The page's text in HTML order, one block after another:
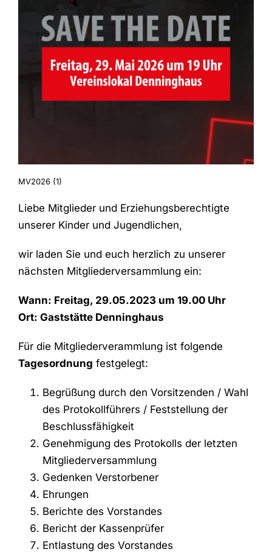
MV2026 (1)
Liebe Mitglieder und Erziehungsberechtigte
unserer Kinder und Jugendlichen,
wir laden Sie und euch herzlich zu unserer
nächsten Mitgliederversammlung ein:
Wann: Freitag, 29.05.2023 um 19.00 Uhr
Ort: Gaststätte Denninghaus
Für die Mitgliederverammlung ist folgende
Tagesordnung festgelegt:
Begrüßung durch den Vorsitzenden / Wahl
des Protokollführers / Feststellung der
Beschlussfähigkeit
Genehmigung des Protokolls der letzten
Mitgliederversammlung
Gedenken Verstorbener
Ehrungen
Berichte des Vorstandes
Bericht der Kassenprüfer
Entlastung des Vorstandes